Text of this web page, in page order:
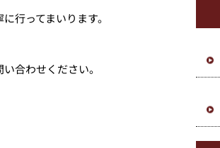
行ってまいります。
合わせください。